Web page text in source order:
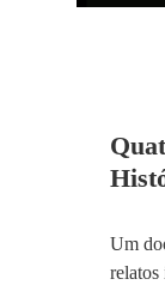
Um
relatos